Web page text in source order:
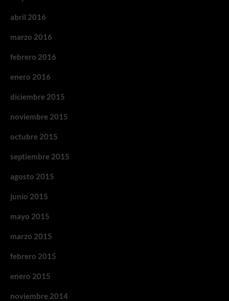
abril 2016
marzo 2016
febrero 2016
enero 2016
diciembre 2015
noviembre 2015
octubre 2015
septiembre 2015
agosto 2015
junio 2015
mayo 2015
marzo 2015
febrero 2015
enero 2015
noviembre 2014